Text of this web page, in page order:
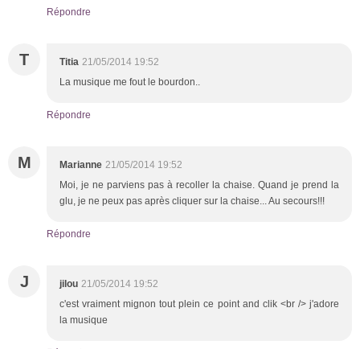
Répondre
T Titia 21/05/2014 19:52
La musique me fout le bourdon..
Répondre
M Marianne 21/05/2014 19:52
Moi, je ne parviens pas à recoller la chaise. Quand je prend la
glu, je ne peux pas après cliquer sur la chaise... Au secours!!!
Répondre
J jilou 21/05/2014 19:52
c'est vraiment mignon tout plein ce point and clik <br /> j'adore
la musique